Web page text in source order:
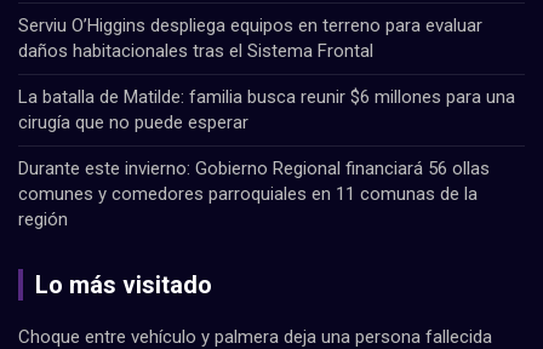
Serviu O’Higgins despliega equipos en terreno para evaluar
daños habitacionales tras el Sistema Frontal
La batalla de Matilde: familia busca reunir $6 millones para una
cirugía que no puede esperar
Durante este invierno: Gobierno Regional financiará 56 ollas
comunes y comedores parroquiales en 11 comunas de la
región
Lo más visitado
Choque entre vehículo y palmera deja una persona fallecida